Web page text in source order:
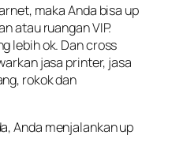
maka Anda bisa up
atau ruangan VIP.
lebih ok. Dan cross
jasa printer, jasa
rokok dan
Anda menjalankan up